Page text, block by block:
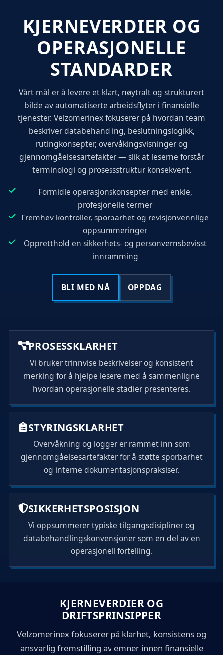
KJERNEVERDIER OG
OPERASJONELLE
STANDARDER
Vårt mål er å levere et klart, nøytralt og strukturert
bilde av automatiserte arbeidsflyter i finansielle
tjenester. Velzomerinex fokuserer på hvordan team
beskriver databehandling, beslutningslogikk,
rutingkonsepter, overvåkingsvisninger og
gjennomgåelsesartefakter — slik at leserne forstår
terminologi og prosessstruktur konsekvent.
Formidle operasjonskonsepter med enkle,
profesjonelle termer
Fremhev kontroller, sporbarhet og revisjonvennlige
oppsummeringer
Oppretthold en sikkerhets- og personvernsbevisst
innramming
BLI MED NÅ OPPDAG
PROSESSKLARHET
Vi bruker trinnvise beskrivelser og konsistent
merking for å hjelpe lesere med å sammenligne
hvordan operasjonelle stadier presenteres.
STYRINGSKLARHET
Overvåkning og logger er rammet inn som
gjennomgåelsesartefakter for å støtte sporbarhet
og interne dokumentasjonspraksiser.
SIKKERHETSPOSISJON
Vi oppsummerer typiske tilgangsdisipliner og
databehandlingskonvensjoner som en del av en
operasjonell fortelling.
KJERNEVERDIER OG
DRIFTSPRINSIPPER
Velzomerinex fokuserer på klarhet, konsistens og
ansvarlig fremstilling av emner innen finansielle